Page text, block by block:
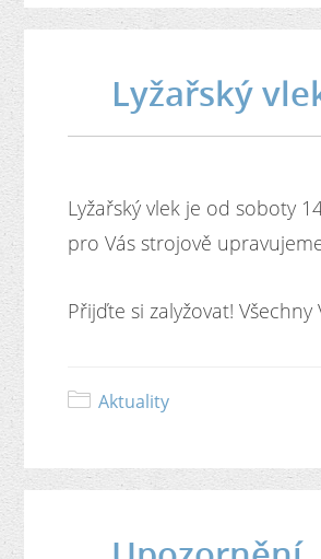
Lyžařský
Lyžařský vlek je od soboty
pro Vás strojově
Přijďte si zalyžovat! Všechny
Aktuality